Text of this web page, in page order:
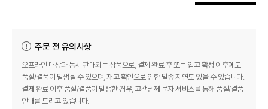
주문 전 유의사항
오프라인 매장과 동시 판매되는 상품으로, 결제 완료 후 또는 입고 확정 이후에도
품절/결품이 발생될 수 있으며, 재고 확인으로 인한 발송 지연도 있을 수 있습니다.
결제 완료 이후 품절/결품이 발생한 경우, 고객님께 문자 서비스를 통해 품절/결품
안내를 드리고 있습니다.